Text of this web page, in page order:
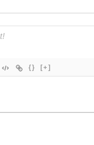
{} [+]